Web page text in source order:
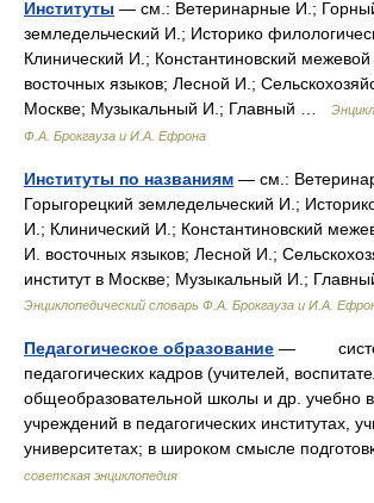
Институты — см.: Ветеринарные И.;
земледельческий И.; Историко
Клинический И.; Константиновский
восточных языков; Лесной И.;
Москве; Музыкальный И.; Главный …
Ф.А. Брокгауза и И.А. Ефрона
Институты по названиям — см.:
Горыгорецкий земледельческий И.;
И.; Клинический И.; Константиновский
И. восточных языков; Лесной И.;
институт в Москве; Музыкальный И.;
Энциклопедический словарь Ф.А. Брокгауза и И.А.
Педагогическое образование —
педагогических кадров (учителей,
общеобразовательной школы и др. учебно
учреждений в педагогических институтах,
университетах; в широком смысле
советская энциклопедия